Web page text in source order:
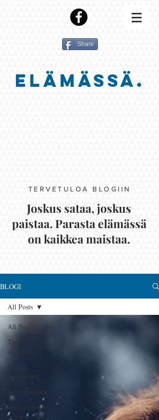
Share
ELÄMÄSSÄ.
TERVETULOA BLOGIIN
Joskus sataa, joskus
paistaa. Parasta elämässä
on kaikkea maistaa.
BLOGI
All Posts
Tästä
elämästä
Mielen
hyvinvointi
Sopeutuminen
Seksuaalisuus
ja seksi
All Posts